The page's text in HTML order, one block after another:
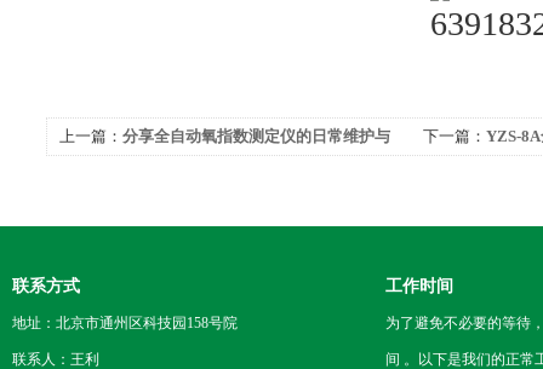
上一篇： 分享全自动氧指数测定仪的日常维护与
下一篇： YZS-
联系方式
地址：北京市通州区科技园158号院
联系人：王利
工作时间
为了避免不必要的等待
间 。以下是我们的正常